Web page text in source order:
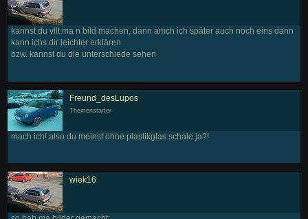
kannst du vllt ma n bild machen, dann amch ich später auch noch eins dann
kann ichs dir leichter erklären
bzw. kannst du die unterschiede sehen
Freund_desLupos
Themenstarter
mach ich! also du meinst ohne plastikglas schale ja?!
wiek16